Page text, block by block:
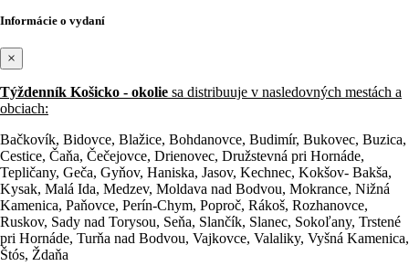
Informácie o vydaní
×
Týždenník Košicko - okolie sa distribuuje v nasledovných mestách a
obciach:
Bačkovík, Bidovce, Blažice, Bohdanovce, Budimír, Bukovec, Buzica,
Cestice, Čaňa, Čečejovce, Drienovec, Družstevná pri Hornáde,
Tepličany, Geča, Gyňov, Haniska, Jasov, Kechnec, Kokšov- Bakša,
Kysak, Malá Ida, Medzev, Moldava nad Bodvou, Mokrance, Nižná
Kamenica, Paňovce, Perín-Chym, Poproč, Rákoš, Rozhanovce,
Ruskov, Sady nad Torysou, Seňa, Slančík, Slanec, Sokoľany, Trstené
pri Hornáde, Turňa nad Bodvou, Vajkovce, Valaliky, Vyšná Kamenica,
Štós, Ždaňa